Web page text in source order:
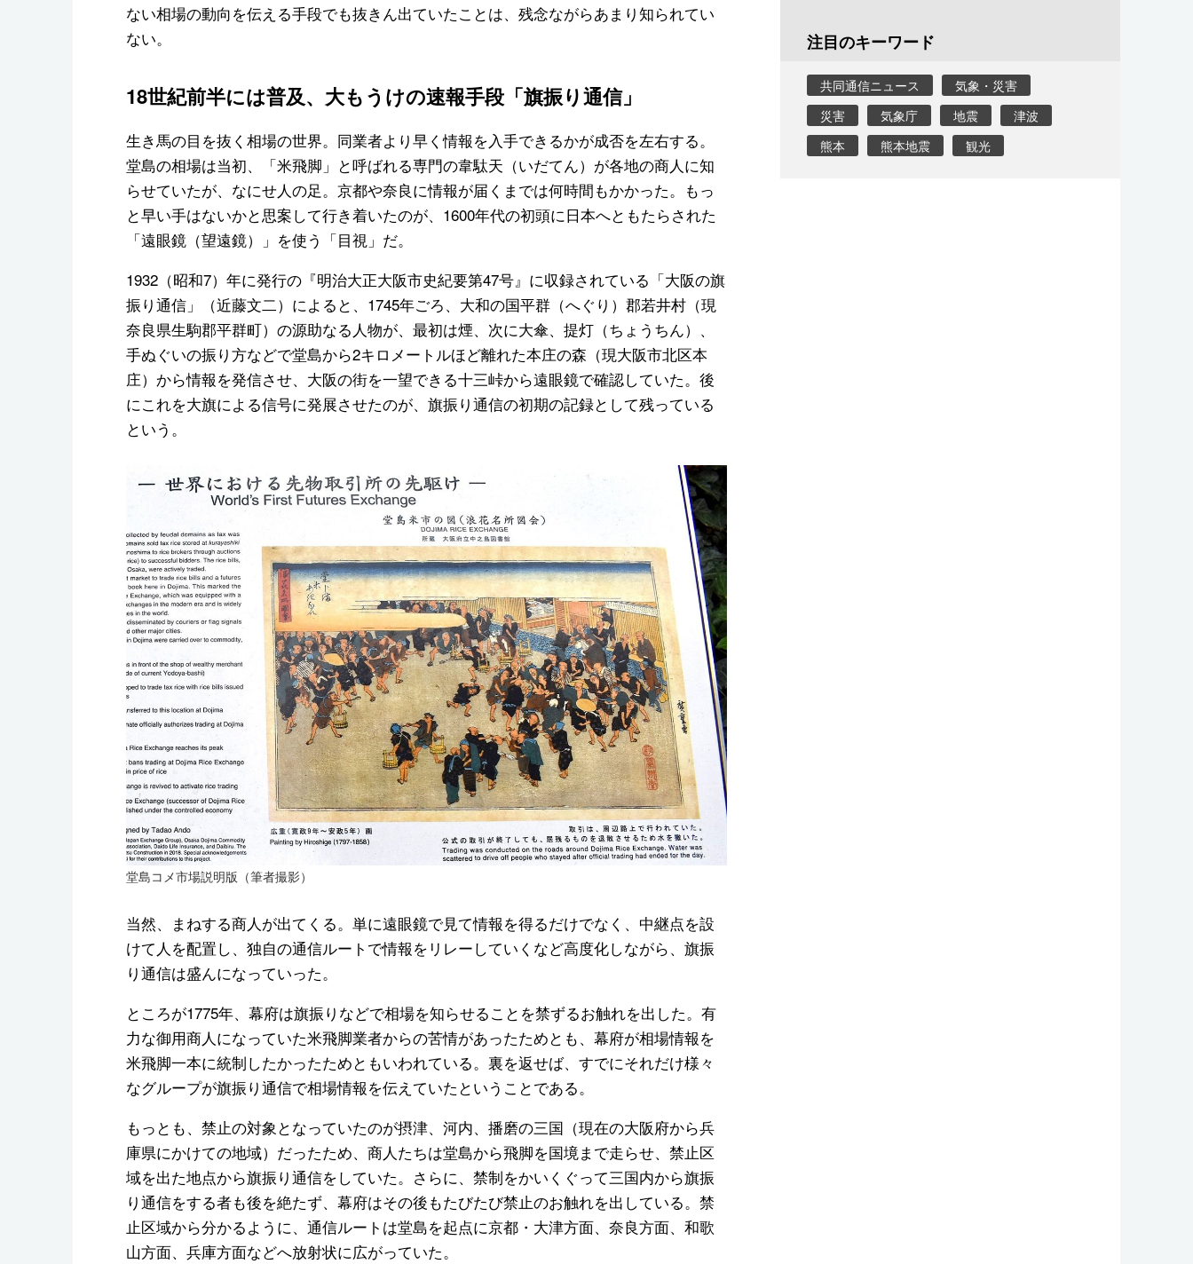
ない相場の動向を伝える手段でも抜きん出ていたことは、残念ながらあまり知られてい
ない。
18世紀前半には普及、大もうけの速報手段「旗振り通信」
生き馬の目を抜く相場の世界。同業者より早く情報を入手できるかが成否を左右する。
堂島の相場は当初、「米飛脚」と呼ばれる専門の韋駄天（いだてん）が各地の商人に知
らせていたが、なにせ人の足。京都や奈良に情報が届くまでは何時間もかかった。もっ
と早い手はないかと思案して行き着いたのが、1600年代の初頭に日本へともたらされた
「遠眼鏡（望遠鏡）」を使う「目視」だ。
1932（昭和7）年に発行の『明治大正大阪市史紀要第47号』に収録されている「大阪の旗
振り通信」（近藤文二）によると、1745年ごろ、大和の国平群（へぐり）郡若井村（現
奈良県生駒郡平群町）の源助なる人物が、最初は煙、次に大傘、提灯（ちょうちん）、
手ぬぐいの振り方などで堂島から2キロメートルほど離れた本庄の森（現大阪市北区本
庄）から情報を発信させ、大阪の街を一望できる十三峠から遠眼鏡で確認していた。後
にこれを大旗による信号に発展させたのが、旗振り通信の初期の記録として残っている
という。
堂島コメ市場説明版（筆者撮影）
当然、まねする商人が出てくる。単に遠眼鏡で見て情報を得るだけでなく、中継点を設
けて人を配置し、独自の通信ルートで情報をリレーしていくなど高度化しながら、旗振
り通信は盛んになっていった。
ところが1775年、幕府は旗振りなどで相場を知らせることを禁ずるお触れを出した。有
力な御用商人になっていた米飛脚業者からの苦情があったためとも、幕府が相場情報を
米飛脚一本に統制したかったためともいわれている。裏を返せば、すでにそれだけ様々
なグループが旗振り通信で相場情報を伝えていたということである。
もっとも、禁止の対象となっていたのが摂津、河内、播磨の三国（現在の大阪府から兵
庫県にかけての地域）だったため、商人たちは堂島から飛脚を国境まで走らせ、禁止区
域を出た地点から旗振り通信をしていた。さらに、禁制をかいくぐって三国内から旗振
り通信をする者も後を絶たず、幕府はその後もたびたび禁止のお触れを出している。禁
止区域から分かるように、通信ルートは堂島を起点に京都・大津方面、奈良方面、和歌
山方面、兵庫方面などへ放射状に広がっていた。
注目のキーワード
共同通信ニュース
気象・災害
災害
気象庁 地震
津波
熊本
熊本地震 観光